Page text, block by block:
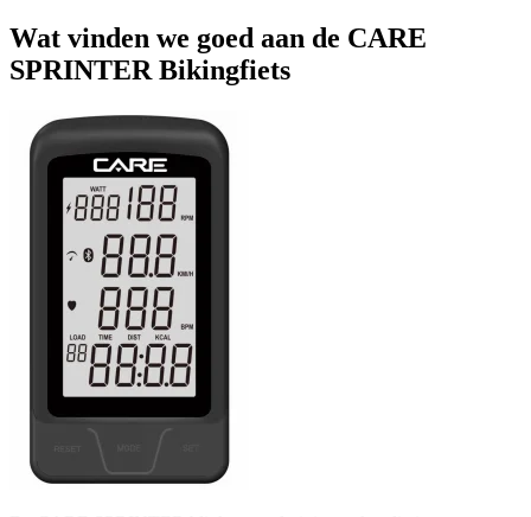
Wat vinden we goed aan de CARE
SPRINTER Bikingfiets